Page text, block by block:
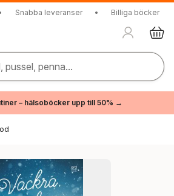
Snabba leveranser • Billiga böcker
pussel, penna...
– hälsoböcker upp till 50% →